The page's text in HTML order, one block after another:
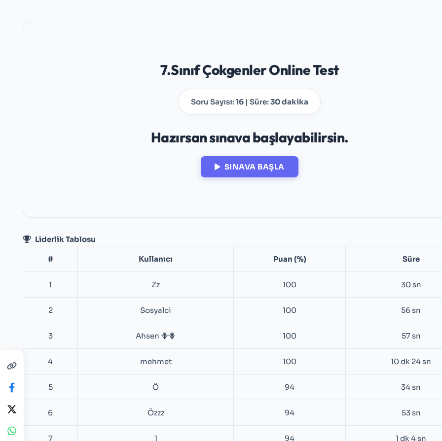
7.Sınıf Çokgenler Online Test
Soru Sayısı:16 | Süre:30 dakika
Hazırsan sınava başlayabilirsin.
SINAVA BAŞLA
Liderlik Tablosu
# Kullanıcı Puan (%) Süre
1 Zz 100 30 sn
2 Sosyalci 100 56 sn
3 Ahsen 🪻🪻 100 57 sn
4 mehmet 100 10 dk 24 sn
5 Ö 94 34 sn
6 Özzz 94 53 sn
7 1 94 1 dk 4 sn